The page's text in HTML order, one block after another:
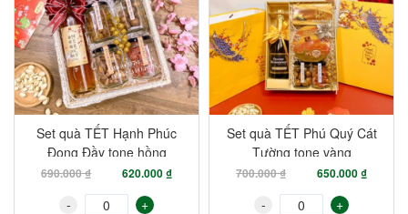
Set quà TẾT Hạnh Phúc
Đong Đầy tone hồng
690.000 ₫ 620.000 ₫
- +
Set quà TẾT Phú Quý Cát
Tường tone vàng
700.000 ₫ 650.000 ₫
- +